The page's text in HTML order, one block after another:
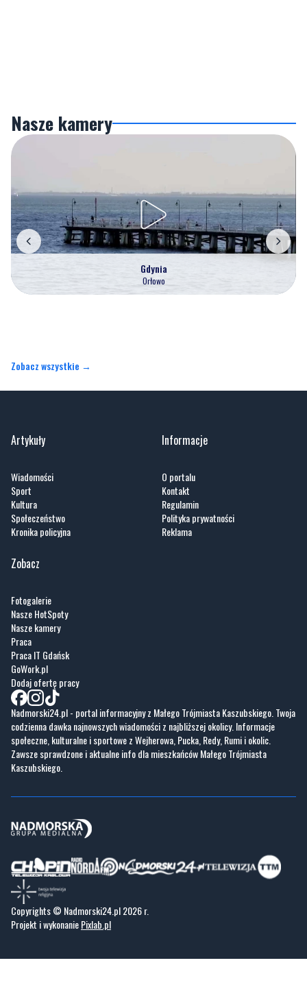
Nasze kamery
Gdynia
Orłowo
Zobacz wszystkie →
Artykuły
Wiadomości
Sport
Kultura
Społeczeństwo
Kronika policyjna
Informacje
O portalu
Kontakt
Regulamin
Polityka prywatności
Reklama
Zobacz
Fotogalerie
Nasze HotSpoty
Nasze kamery
Praca
Praca IT Gdańsk
GoWork.pl
Dodaj ofertę pracy
Nadmorski24.pl - portal informacyjny z Małego Trójmiasta Kaszubskiego. Twoja
codzienna dawka najnowszych wiadomości z najbliższej okolicy. Informacje
społeczne, kulturalne i sportowe z Wejherowa, Pucka, Redy, Rumi i okolic.
Zawsze sprawdzone i aktualne info dla mieszkańców Małego Trójmiasta
Kaszubskiego.
Copyrights © Nadmorski24.pl 2026 r.
Projekt i wykonaniePixlab.pl